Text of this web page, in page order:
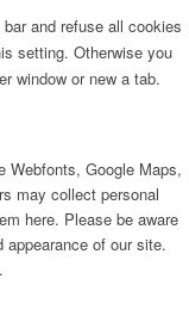
and refuse all cookies
setting. Otherwise you
window or new a tab.
Webfonts, Google Maps,
may collect personal
here. Please be aware
of our site.